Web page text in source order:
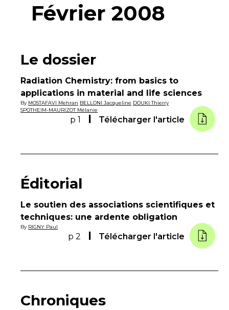
Février 2008
Le dossier
Radiation Chemistry: from basics to
applications in material and life sciences
By MOSTAFAVI Mehran BELLONI Jacqueline DOUKI Thierry
SPOTHEIM-MAURIZOT Mélanie
p 1 Télécharger l'article
Éditorial
Le soutien des associations scientifiques et
techniques: une ardente obligation
By RIGNY Paul
p 2 Télécharger l'article
Chroniques